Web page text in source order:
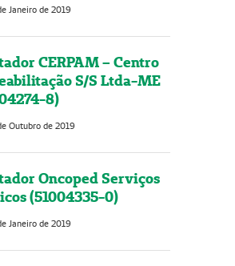
Janeiro de 2019
CERPAM – Centro
S/S Ltda-ME
8)
Outubro de 2019
Oncoped Serviços
(51004335-0)
Janeiro de 2019